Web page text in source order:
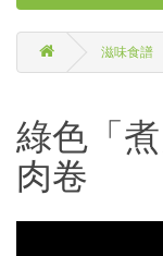
滋味食譜
綠色「
肉卷